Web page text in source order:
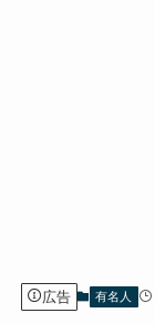
広告 有名人